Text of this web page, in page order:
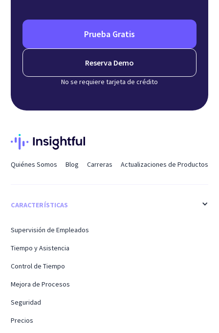
Prueba Gratis
Reserva Demo
No se requiere tarjeta de crédito
Quiénes Somos Blog Carreras Actualizaciones de Productos
CARACTERÍSTICAS
Supervisión de Empleados
Tiempo y Asistencia
Control de Tiempo
Mejora de Procesos
Seguridad
Precios